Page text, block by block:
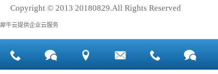
双塔酒店和地铁上盖物业，
开神秘面纱。根据迪斯尼官
球接待人数最多的迪斯尼乐
园！ 位于浦东新区川...
Copyright © 2013 20180829.All Rights Reserved
犀牛云提供企业云服务